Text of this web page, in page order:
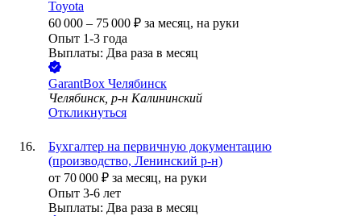
Toyota
60 000 – 75 000 ₽ за месяц, на руки
Опыт 1-3 года
Выплаты: Два раза в месяц
GarantBox Челябинск
Челябинск, р-н Калининский
Откликнуться
Бухгалтер на первичную документацию
(производство, Ленинский р-н)
от 70 000 ₽ за месяц, на руки
Опыт 3-6 лет
Выплаты: Два раза в месяц